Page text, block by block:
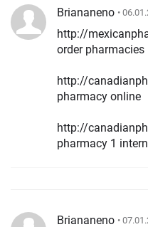
Briananeno •
http://
order pharmacies
http://
pharmacy online
http://
pharmacy 1
Briananeno •